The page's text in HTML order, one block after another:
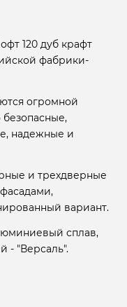
120 дуб крафт
фабрики-
огромной
надежные и
и трехдверные
вариант.
сплав,
- "Версаль".